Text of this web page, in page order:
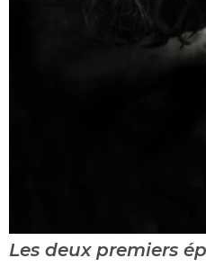
Les deux premiers